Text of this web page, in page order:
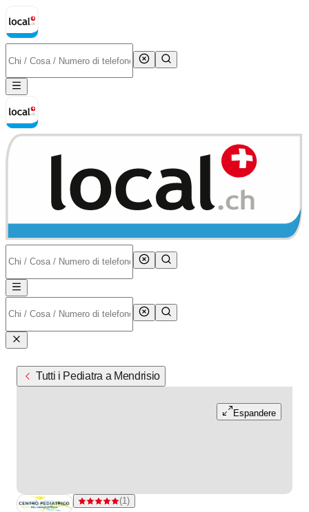
Tutti i Pediatra a Mendrisio
Espandere
Valutazione 5 di 5 stelle su una valutazione
(1)